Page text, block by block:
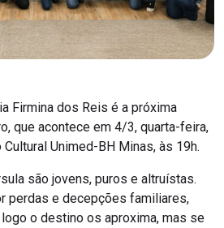
Firmina dos Reis é a próxima
que acontece em 4/3, quarta-feira,
Unimed-BH Minas, às 19h.
são jovens, puros e altruístas.
perdas e decepções familiares,
o destino os aproxima, mas se